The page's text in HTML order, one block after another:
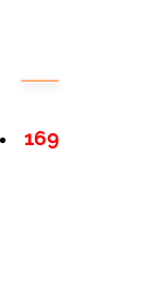
169